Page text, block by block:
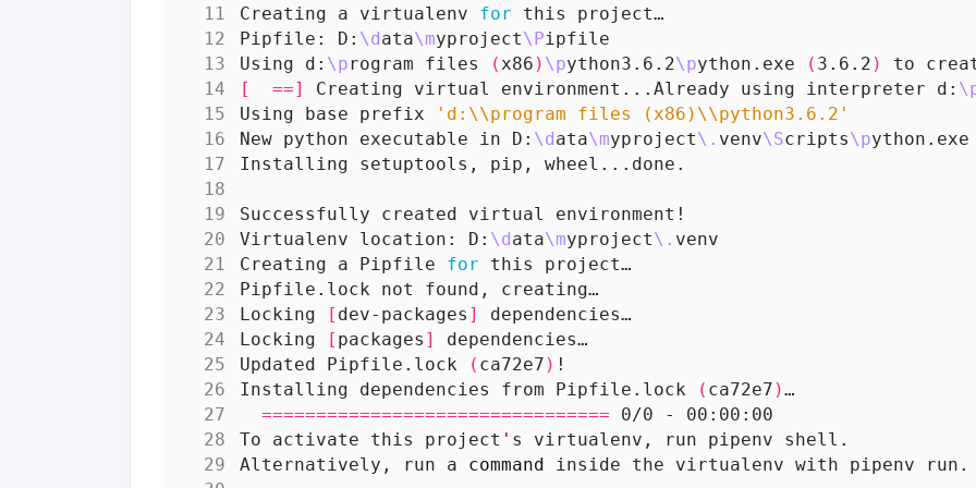
Creating a virtualenv for
Pipfile: D: \d ata\myproject\P
Using d: \program files (x86 ) \python3.6.2\python.exe ( 3.6.2 )
[
==] Creating virtual environment...Already using interpreter d:
Using base prefix
'd:\\program files (x86)\\python3.6.2'
New python executable in D: \d ata\myproject\. venv\Scripts\p
Virtualenv location: D: \d ata\myproject\.
Creating a Pipfile for
Locking [ dev-packages ]
Locking
[ packages ]
Updated Pipfile.lock
( ca72e7 )
Installing dependencies from Pipfile.lock
( ca72e7 )
================================
To activate this project '
Alternatively, run a command